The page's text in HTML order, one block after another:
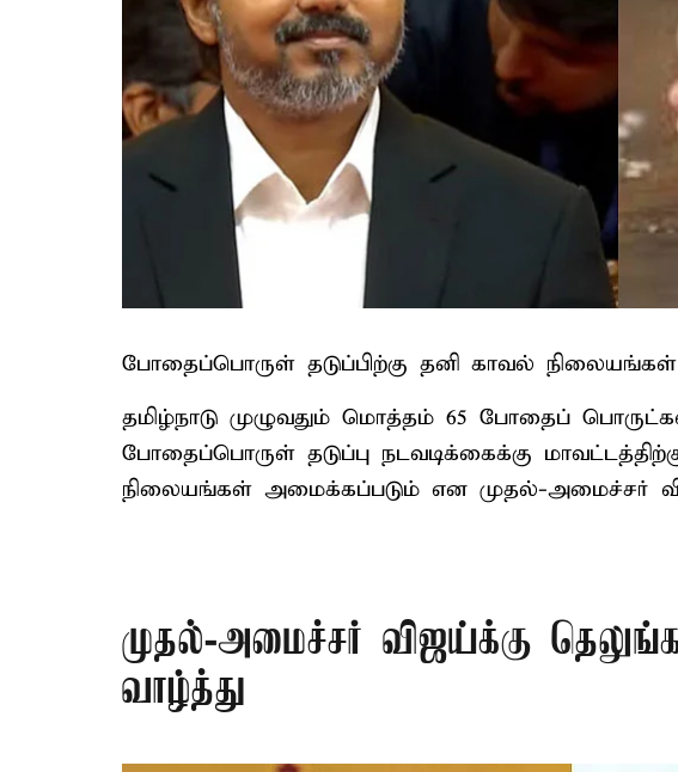
போதைப்பொருள் தடுப்பிற்கு தனி காவல் நிலையங்கள்
தமிழ்நாடு முழுவதும் மொத்தம் 65 போதைப்
போதைப்பொருள் தடுப்பு நடவடிக்கைக்கு
நிலையங்கள் அமைக்கப்படும் என முதல்-அமைச்சர்
முதல்-அமைச்சர் விஜய்க்கு
வாழ்த்து